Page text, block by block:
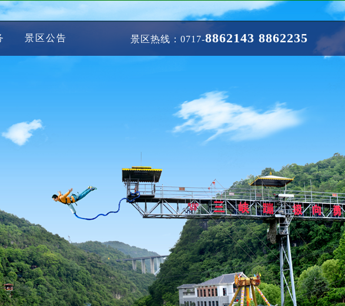
景区公告 景区热线：0717-8862143 8862235